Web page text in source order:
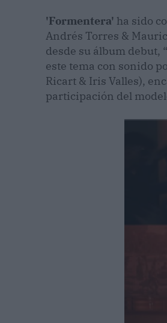
'Formentera' ha sido
Andrés Torres &
desde su álbum debut,
este tema con sonido
Ricart & Iris Valles),
participación del